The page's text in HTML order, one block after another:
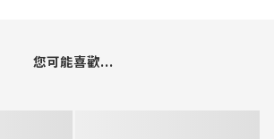
您可能喜歡...